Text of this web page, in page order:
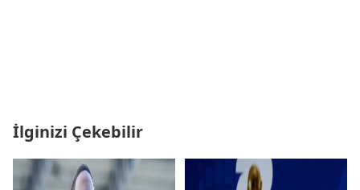
İlginizi Çekebilir